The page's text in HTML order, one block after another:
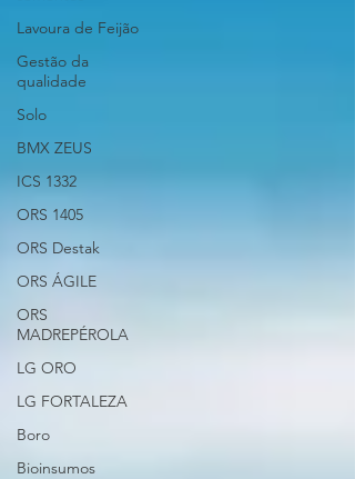
Lavoura de Feijão
Gestão da
qualidade
Solo
BMX ZEUS
ICS 1332
ORS 1405
ORS Destak
ORS ÁGILE
ORS
MADREPÉROLA
LG ORO
LG FORTALEZA
Boro
Bioinsumos